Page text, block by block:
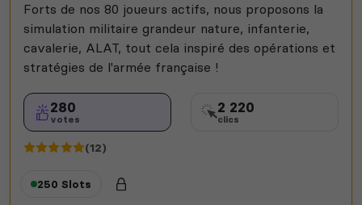
Forts de nos 80 joueurs actifs, nous proposons la
simulation militaire grandeur nature, infanterie,
cavalerie, ALAT, tout cela inspiré des opérations et
stratégies de l'armée française !
280
votes
2 220
clics
(12)
250 Slots